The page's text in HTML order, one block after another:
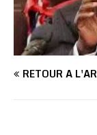
RETOUR À